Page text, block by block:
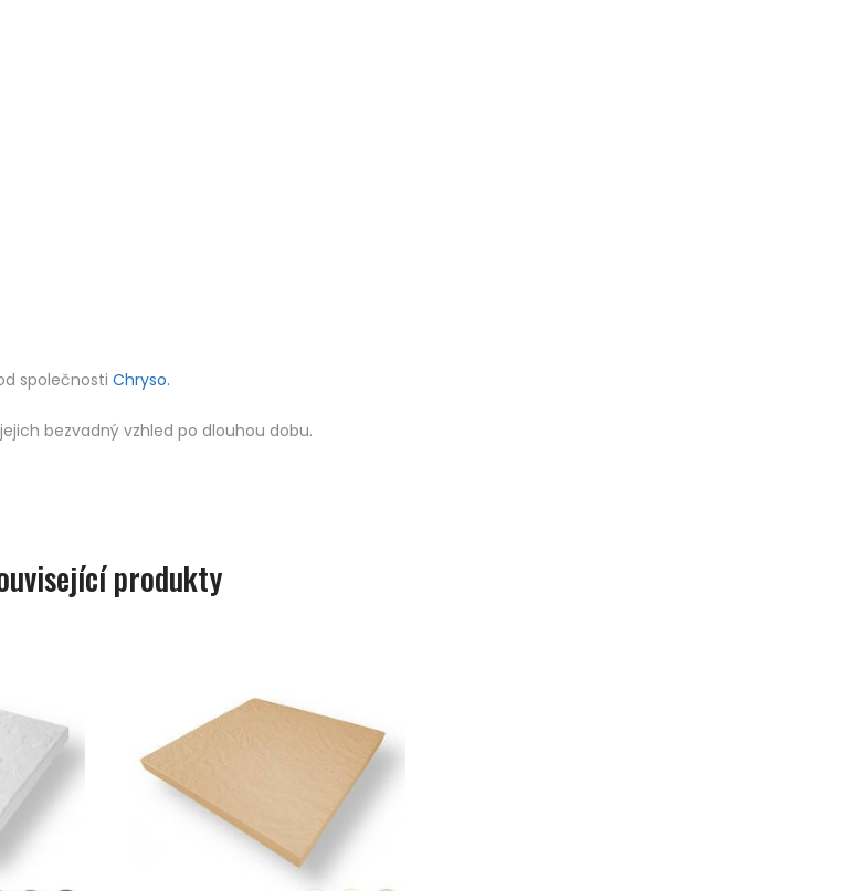
společnosti Chryso.
bezvadný vzhled po dlouhou dobu.
produkty